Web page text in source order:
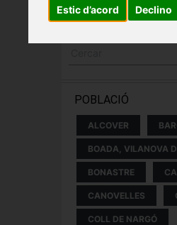
Estic d’acord Declino
POBLACIÓ
ALCOVER
BOADA, VILANOVA
BONASTRE
CANOVELLES
COLL DE NARGÓ